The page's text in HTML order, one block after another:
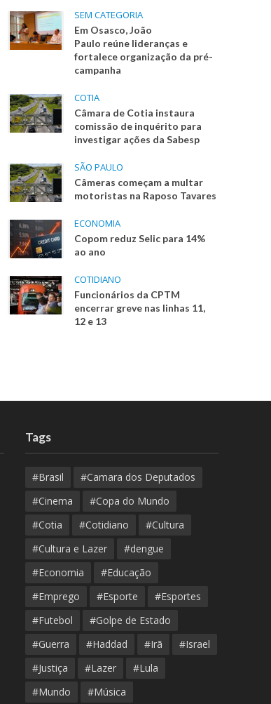
SEM CATEGORIA
Em Osasco, João
Paulo reúne lideranças e
fortalece organização da pré-
campanha
COTIA
Câmara de Cotia instaura
comissão de inquérito para
investigar ações da Sabesp
SÃO PAULO
Câmeras começam a multar
motoristas na Raposo Tavares
ECONOMIA
Copom reduz Selic para 14%
ao ano
COTIDIANO
Funcionários da CPTM
encerrar greve nas linhas 11,
12 e 13
Tags
#Brasil
#Camara dos Deputados
#Cinema
#Copa do Mundo
#Cotia
#Cotidiano
#Cultura
#Cultura e Lazer
#dengue
#Economia
#Educação
#Emprego
#Esporte
#Esportes
#Futebol
#Golpe de Estado
#Guerra
#Haddad #Irã
#Israel
#Justiça
#Lazer
#Lula
#Mundo
#Música